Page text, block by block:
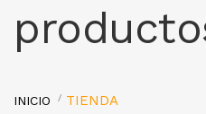
INICIO TIENDA